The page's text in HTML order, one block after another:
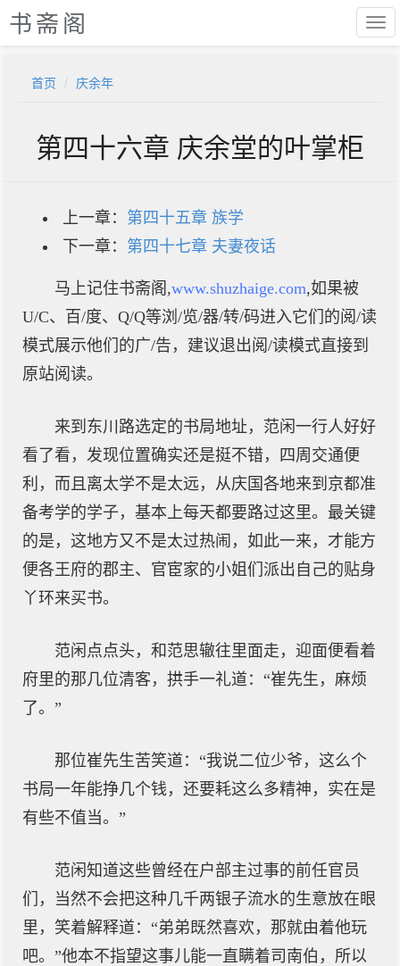
书斋阁
首页 庆余年
第四十六章 庆余堂的叶掌柜
上一章： 第四十五章 族学
下一章： 第四十七章 夫妻夜话
马上记住书斋阁,www.shuzhaige.com,如果被
U/C、百/度、Q/Q等浏/览/器/转/码进入它们的阅/读
模式展示他们的广/告，建议退出阅/读模式直接到
原站阅读。
来到东川路选定的书局地址，范闲一行人好好
看了看，发现位置确实还是挺不错，四周交通便
利，而且离太学不是太远，从庆国各地来到京都准
备考学的学子，基本上每天都要路过这里。最关键
的是，这地方又不是太过热闹，如此一来，才能方
便各王府的郡主、官宦家的小姐们派出自己的贴身
丫环来买书。
范闲点点头，和范思辙往里面走，迎面便看着
府里的那几位清客，拱手一礼道：“崔先生，麻烦
了。”
那位崔先生苦笑道：“我说二位少爷，这么个
书局一年能挣几个钱，还要耗这么多精神，实在是
有些不值当。”
范闲知道这些曾经在户部主过事的前任官员
们，当然不会把这种几千两银子流水的生意放在眼
里，笑着解释道：“弟弟既然喜欢，那就由着他玩
吧。”他本不指望这事儿能一直瞒着司南伯，所以